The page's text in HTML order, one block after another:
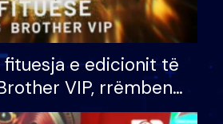
fituesja e edicionit të
VIP, rrëmben
prej 100 mijë eurosh